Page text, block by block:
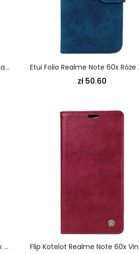
Pokrowce Realme Note 60x Nit Yikatu
zł 50.60
Skórzany Futerał Realme Note 60x Etui Na Telefon Efekt Zamszu